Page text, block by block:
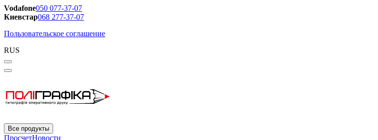
Vodafone050 077-37-07
Киевстар068 277-37-07
Пользовательское соглашение
RUS
Все продукты
ПросчетНовости